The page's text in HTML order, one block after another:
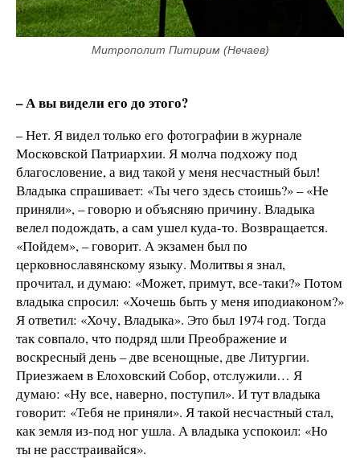
Митрополит Питирим (Нечаев)
– А вы видели его до этого?
– Нет. Я видел только его фотографии в журнале
Московской Патриархии. Я молча подхожу под
благословение, а вид такой у меня несчастный был!
Владыка спрашивает: «Ты чего здесь стоишь?» – «Не
приняли», – говорю и объясняю причину. Владыка
велел подождать, а сам ушел куда-то. Возвращается.
«Пойдем», – говорит. А экзамен был по
церковнославянскому языку. Молитвы я знал,
прочитал, и думаю: «Может, примут, все-таки?» Потом
владыка спросил: «Хочешь быть у меня иподиаконом?»
Я ответил: «Хочу, Владыка». Это был 1974 год. Тогда
так совпало, что подряд шли Преображение и
воскресный день – две всенощные, две Литургии.
Приезжаем в Елоховский Собор, отслужили… Я
думаю: «Ну все, наверно, поступил». И тут владыка
говорит: «Тебя не приняли». Я такой несчастный стал,
как земля из-под ног ушла. А владыка успокоил: «Но
ты не расстраивайся».